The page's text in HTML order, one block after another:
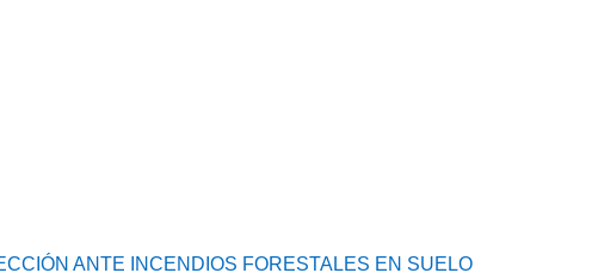
ANTE INCENDIOS FORESTALES EN SUELO